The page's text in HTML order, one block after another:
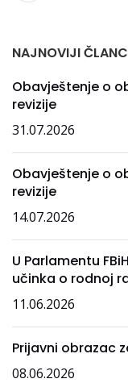
NAJNOVIJI
Obavještenje o
revizije
31.07.2026
Obavještenje o
revizije
14.07.2026
U Parlamentu
učinka o rodnoj
11.06.2026
Prijavni obrazac
08.06.2026